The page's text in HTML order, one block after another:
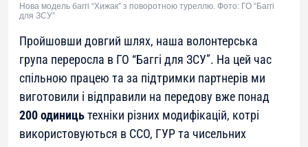
Нова модель баггі “Хижак” з поворотною туреллю. Фото: ГО “Баггі
для ЗСУ”
Пройшовши довгий шлях, наша волонтерська
група переросла в ГО “Баггі для ЗСУ”. На цей час
спільною працею та за підтримки партнерів ми
виготовили і відправили на передову вже понад
200 одиницьтехніки різних модифікацій, котрі
використовуються в ССО, ГУР та чисельних